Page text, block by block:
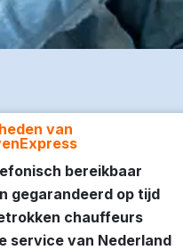
van
bereikbaar
gegarandeerd op tijd
chauffeurs
service van Nederland